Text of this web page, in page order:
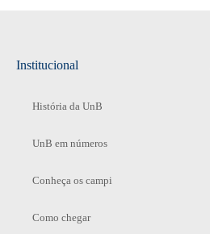
Institucional
História da UnB
UnB em números
Conheça os campi
Como chegar